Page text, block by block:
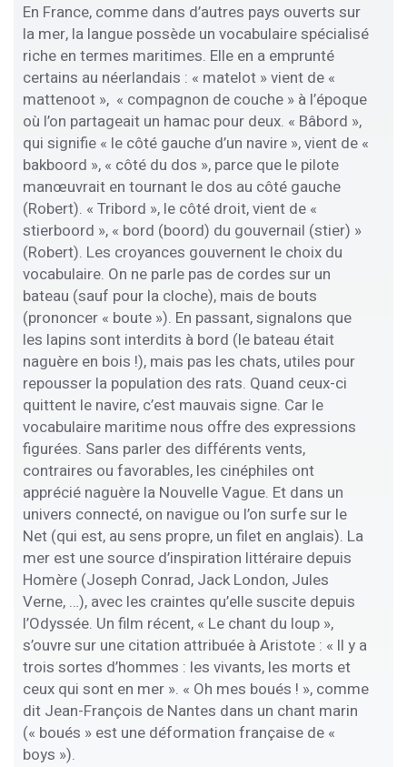
En France, comme dans d’autres pays ouverts sur
la mer, la langue possède un vocabulaire spécialisé
riche en termes maritimes. Elle en a emprunté
certains au néerlandais : « matelot » vient de «
mattenoot », « compagnon de couche » à l’époque
où l’on partageait un hamac pour deux. « Bâbord »,
qui signifie « le côté gauche d’un navire », vient de «
bakboord », « côté du dos », parce que le pilote
manœuvrait en tournant le dos au côté gauche
(Robert). « Tribord », le côté droit, vient de «
stierboord », « bord (boord) du gouvernail (stier) »
(Robert). Les croyances gouvernent le choix du
vocabulaire. On ne parle pas de cordes sur un
bateau (sauf pour la cloche), mais de bouts
(prononcer « boute »). En passant, signalons que
les lapins sont interdits à bord (le bateau était
naguère en bois !), mais pas les chats, utiles pour
repousser la population des rats. Quand ceux-ci
quittent le navire, c’est mauvais signe. Car le
vocabulaire maritime nous offre des expressions
figurées. Sans parler des différents vents,
contraires ou favorables, les cinéphiles ont
apprécié naguère la Nouvelle Vague. Et dans un
univers connecté, on navigue ou l’on surfe sur le
Net (qui est, au sens propre, un filet en anglais). La
mer est une source d’inspiration littéraire depuis
Homère (Joseph Conrad, Jack London, Jules
Verne, …), avec les craintes qu’elle suscite depuis
l’Odyssée. Un film récent, « Le chant du loup »,
s’ouvre sur une citation attribuée à Aristote : « ll y a
trois sortes d’hommes : les vivants, les morts et
ceux qui sont en mer ». « Oh mes boués ! », comme
dit Jean-François de Nantes dans un chant marin
(« boués » est une déformation française de «
boys »).